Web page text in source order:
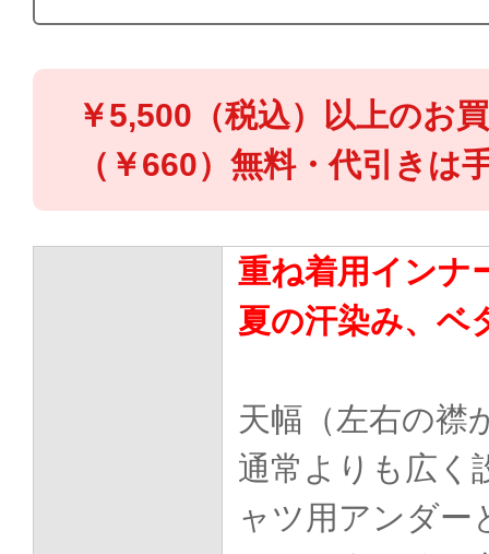
￥5,500（税込）以上のお
（￥660）無料・代引きは
重ね着用インナ
夏の汗染み、ベ
天幅（左右の襟
通常よりも広く
ャツ用アンダー